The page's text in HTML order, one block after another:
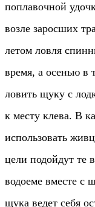
поплавочной
возле заросших
летом ловля
время, а осенью в
ловить щуку с
к месту клева. В
использовать
цели подойдут те
водоеме вместе с
щука ведет себя